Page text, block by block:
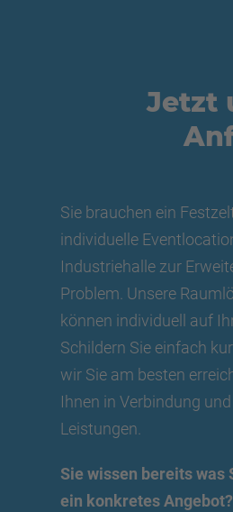
Jetzt
Sie brauchen ein
individuelle
Industriehalle zur
Problem. Unsere
können individuell auf
Schildern Sie einfach
wir Sie am besten
Ihnen in Verbindung
Leistungen.
Sie wissen bereits was
ein konkretes Angebot?